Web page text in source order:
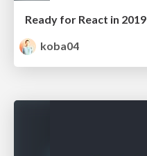
Ready for React in 2019
koba04